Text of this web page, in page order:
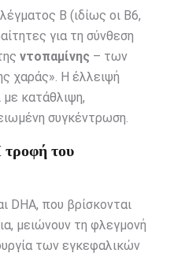
Β (ιδίως οι Β6,
για τη σύνθεση
ντοπαμίνης – των
χαράς». Η έλλειψή
με κατάθλιψη,
συγκέντρωση.
του
DHA, που βρίσκονται
μειώνουν τη φλεγμονή
των εγκεφαλικών